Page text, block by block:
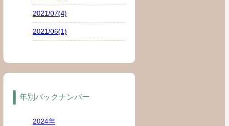
2021/07(4)
2021/06(1)
年別バックナンバー
2024年